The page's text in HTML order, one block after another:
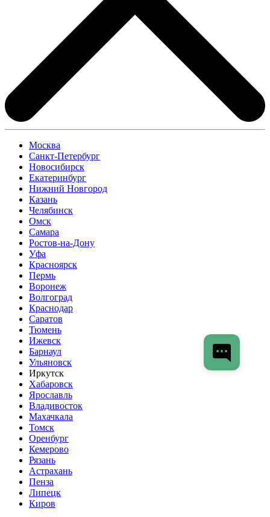
Москва
Санкт-Петербург
Новосибирск
Екатеринбург
Нижний Новгород
Казань
Челябинск
Омск
Самара
Ростов-на-Дону
Уфа
Красноярск
Пермь
Воронеж
Волгоград
Краснодар
Саратов
Тюмень
Ижевск
Барнаул
Ульяновск
Иркутск
Хабаровск
Ярославль
Владивосток
Махачкала
Томск
Оренбург
Кемерово
Рязань
Астрахань
Пенза
Липецк
Киров